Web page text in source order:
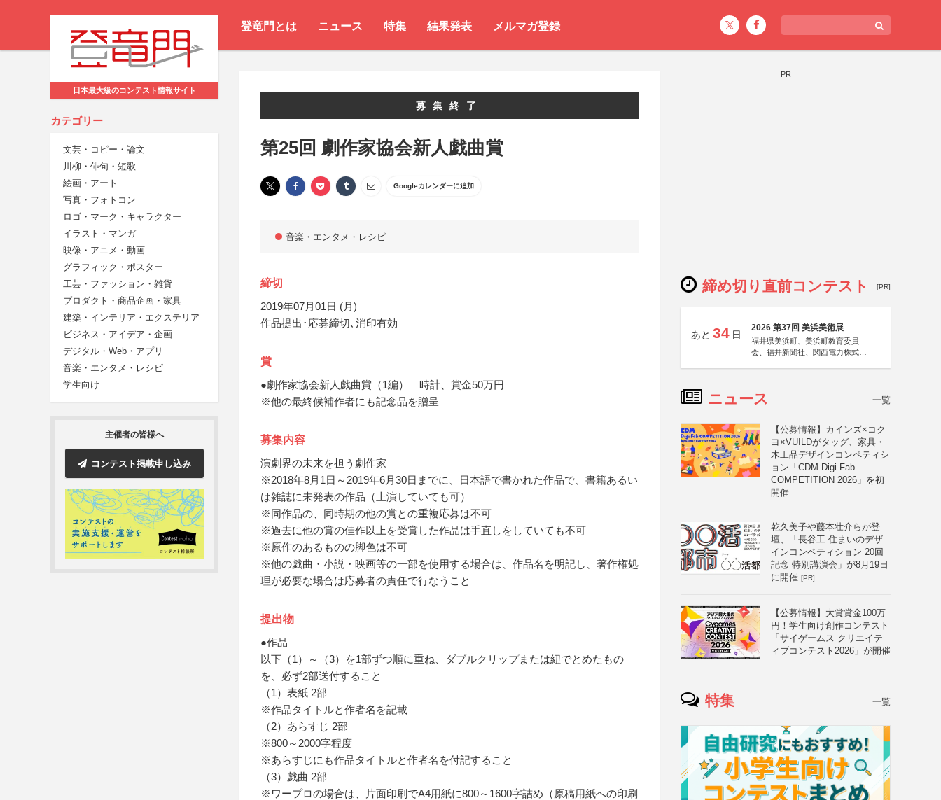
登竜門とは ニュース 特集 結果発表 メルマガ登録
日本最大級のコンテスト情報サイト
カテゴリー
文芸・コピー・論文
川柳・俳句・短歌
絵画・アート
写真・フォトコン
ロゴ・マーク・キャラクター
イラスト・マンガ
映像・アニメ・動画
グラフィック・ポスター
工芸・ファッション・雑貨
プロダクト・商品企画・家具
建築・インテリア・エクステリア
ビジネス・アイデア・企画
デジタル・Web・アプリ
音楽・エンタメ・レシピ
学生向け
主催者の皆様へ
コンテスト掲載申し込み
募集終了
第25回 劇作家協会新人戯曲賞
Googleカレンダーに追加
音楽・エンタメ・レシピ
締切
2019年07月01日 (月)
作品提出･応募締切､消印有効
賞
●劇作家協会新人戯曲賞（1編） 時計、賞金50万円
※他の最終候補作者にも記念品を贈呈
募集内容
演劇界の未来を担う劇作家
※2018年8月1日～2019年6月30日までに、日本語で書かれた作品で、書籍あるい
は雑誌に未発表の作品（上演していても可）
※同作品の、同時期の他の賞との重複応募は不可
※過去に他の賞の佳作以上を受賞した作品は手直しをしていても不可
※原作のあるものの脚色は不可
※他の戯曲・小説・映画等の一部を使用する場合は、作品名を明記し、著作権処
理が必要な場合は応募者の責任で行なうこと
提出物
●作品
以下（1）～（3）を1部ずつ順に重ね、ダブルクリップまたは紐でとめたもの
を、必ず2部送付すること
（1）表紙 2部
※作品タイトルと作者名を記載
（2）あらすじ 2部
※800～2000字程度
※あらすじにも作品タイトルと作者名を付記すること
（3）戯曲 2部
※ワープロの場合は、片面印刷でA4用紙に800～1600字詰め（原稿用紙への印刷
PR
締め切り直前コンテスト [PR]
あと 34 日
2026 第37回 美浜美術展
福井県美浜町、美浜町教育委員
会、福井新聞社、関西電力株式会
ニュース 一覧
【公募情報】カインズ×コク
ヨ×VUILDがタッグ、家具・
木工品デザインコンペティシ
ョン「CDM Digi Fab
COMPETITION 2026」を初
開催
乾久美子や藤本壮介らが登
壇、「長谷工 住まいのデザ
インコンペティション 20回
記念 特別講演会」が8月19日
に開催 [PR]
【公募情報】大賞賞金100万
円！学生向け創作コンテスト
「サイゲームス クリエイテ
ィブコンテスト2026」が開催
特集 一覧